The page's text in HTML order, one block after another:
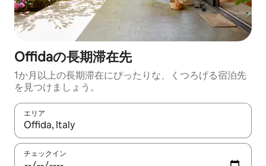
Offidaの長期滞在先
1か月以上の長期滞在にぴったりな、くつろげる宿泊先
を見つけましょう。
エリア
検索結果が表示されたら、上下の矢印キーを使って移動するか
チェックイン